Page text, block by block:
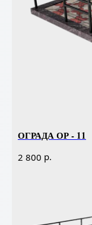
ОГРАДА ОР - 11
2 800 р.